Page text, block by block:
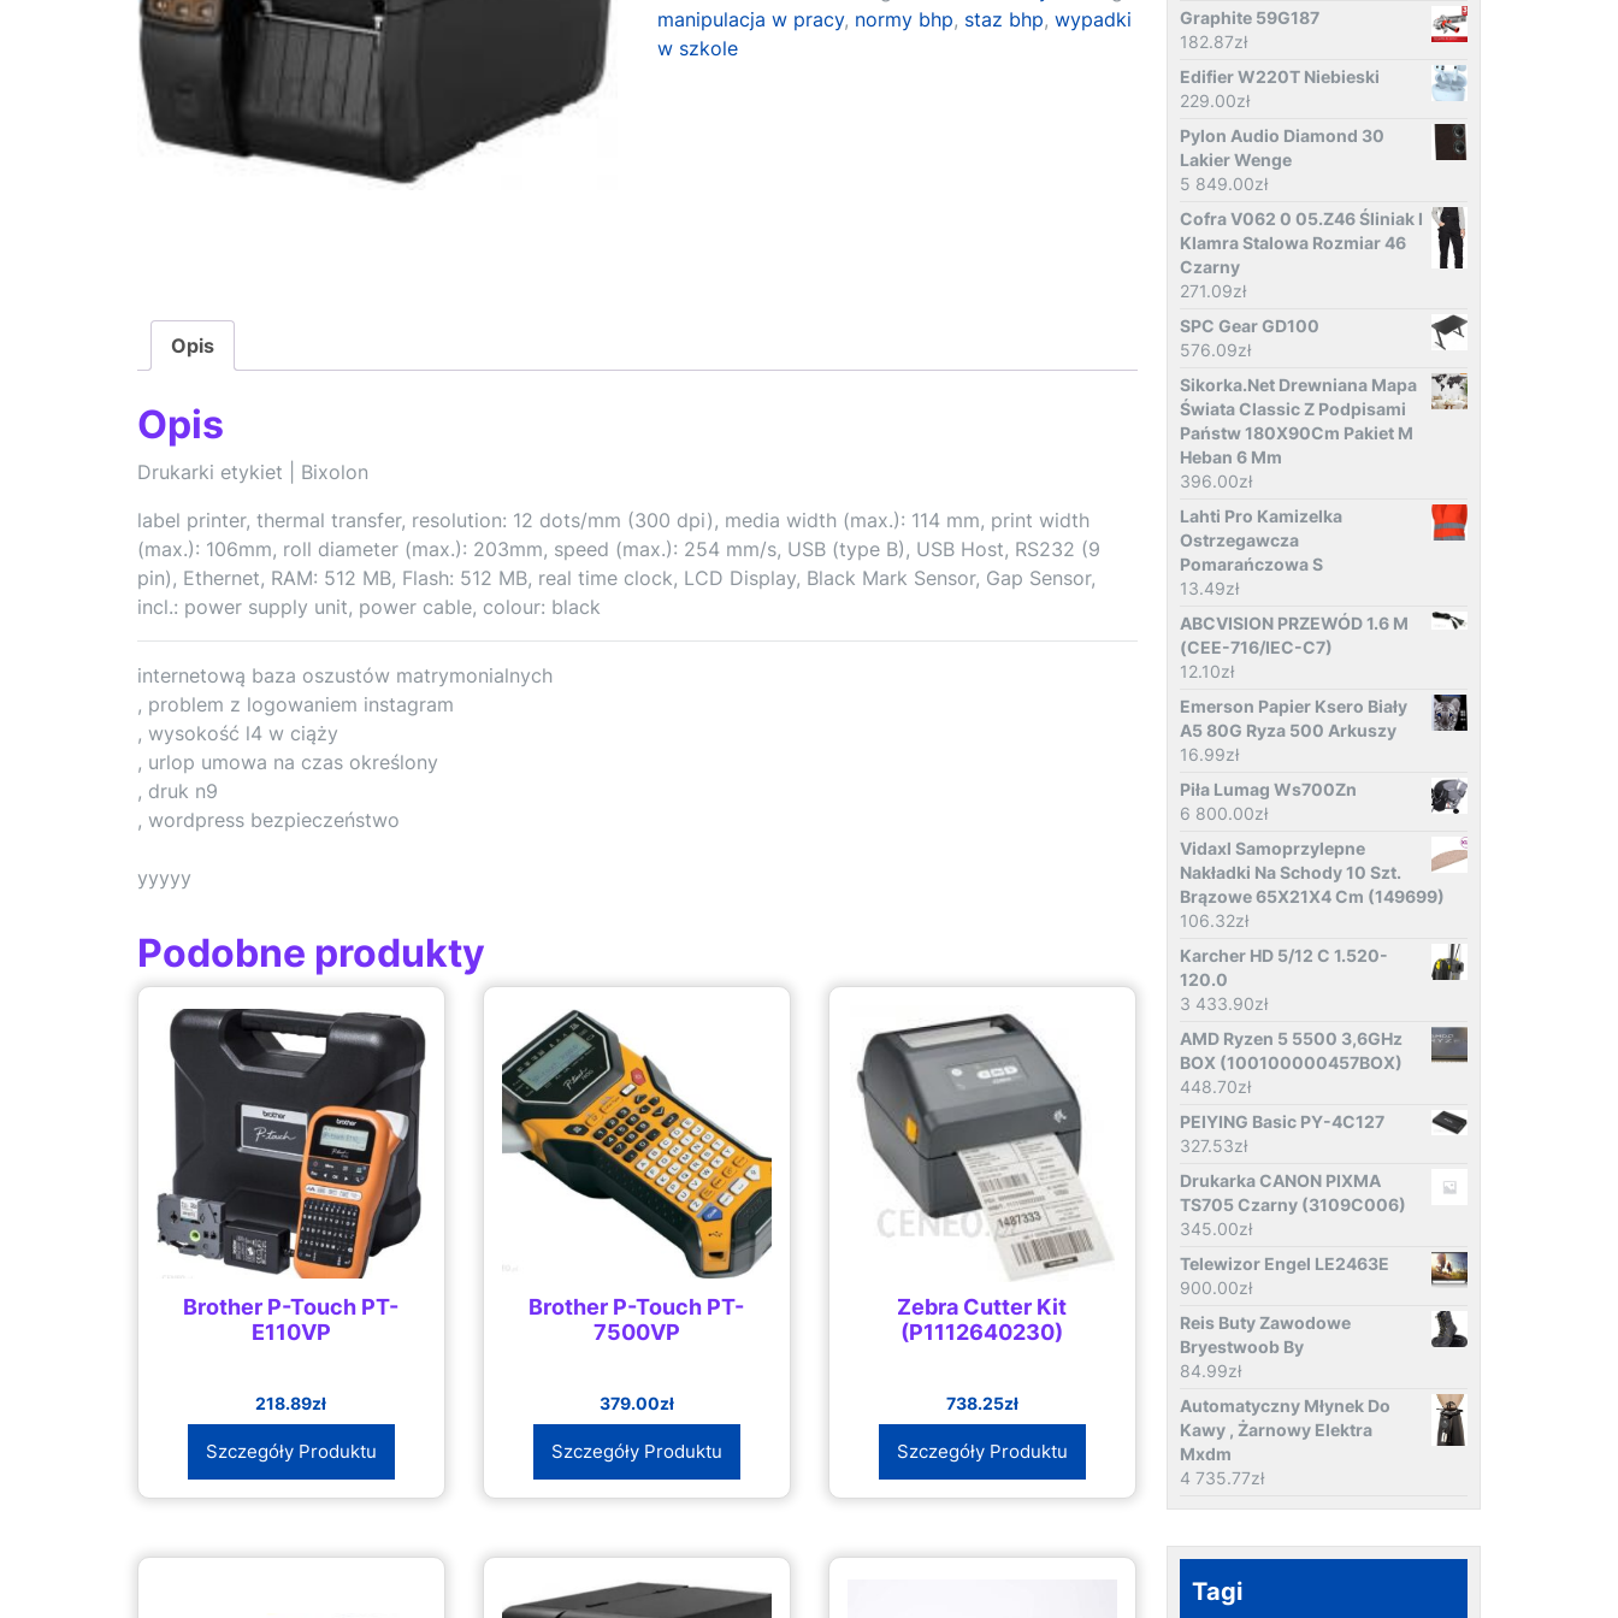
manipulacja w pracy, normy bhp, staz bhp,wypadki
w szkole
Opis
Opis
Drukarki etykiet | Bixolon
label printer, thermal transfer, resolution: 12 dots/mm (300 dpi), media width (max.): 114 mm, print width
(max.): 106mm, roll diameter (max.): 203mm, speed (max.): 254 mm/s, USB (type B), USB Host, RS232 (9
pin), Ethernet, RAM: 512 MB, Flash: 512 MB, real time clock, LCD Display, Black Mark Sensor, Gap Sensor,
incl.: power supply unit, power cable, colour: black
internetową baza oszustów matrymonialnych
, problem z logowaniem instagram
, wysokość l4 w ciąży
, urlop umowa na czas określony
, druk n9
, wordpress bezpieczeństwo
yyyyy
Podobne produkty
Brother P-Touch PT-
E110VP
218.89zł
Szczegóły Produktu
Brother P-Touch PT-
7500VP
379.00zł
Szczegóły Produktu
Zebra Cutter Kit
(P1112640230)
738.25zł
Szczegóły Produktu
Graphite 59G187
182.87zł
Edifier W220T Niebieski
229.00zł
Pylon Audio Diamond 30
Lakier Wenge
5 849.00zł
Cofra V062 0 05.Z46 Śliniak I
Klamra Stalowa Rozmiar 46
Czarny
271.09zł
SPC Gear GD100
576.09zł
Sikorka.Net Drewniana Mapa
Świata Classic Z Podpisami
Państw 180X90Cm Pakiet M
Heban 6 Mm
396.00zł
Lahti Pro Kamizelka
Ostrzegawcza
Pomarańczowa S
13.49zł
ABCVISION PRZEWÓD 1.6 M
(CEE-716/IEC-C7)
12.10zł
Emerson Papier Ksero Biały
A5 80G Ryza 500 Arkuszy
16.99zł
Piła Lumag Ws700Zn
6 800.00zł
Vidaxl Samoprzylepne
Nakładki Na Schody 10 Szt.
Brązowe 65X21X4 Cm (149699)
106.32zł
Karcher HD 5/12 C 1.520-
120.0
3 433.90zł
AMD Ryzen 5 5500 3,6GHz
BOX (100100000457BOX)
448.70zł
PEIYING Basic PY-4C127
327.53zł
Drukarka CANON PIXMA
TS705 Czarny (3109C006)
345.00zł
Telewizor Engel LE2463E
900.00zł
Reis Buty Zawodowe
Bryestwoob By
84.99zł
Automatyczny Młynek Do
Kawy , Żarnowy Elektra
Mxdm
4 735.77zł
Tagi